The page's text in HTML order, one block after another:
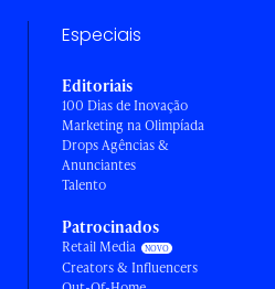
Especiais
Editoriais
100 Dias de Inovação
Marketing na Olimpíada
Drops Agências &
Anunciantes
Talento
Patrocinados
Retail Media
Creators & Influencers